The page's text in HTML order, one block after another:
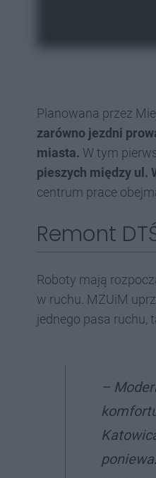
Planowana przez
zarówno jezdni
miasta. W tym
pieszych między ul.
centrum prace
Remont
Roboty mają
w ruchu. MZUiM
jednego pasa ruchu,
–